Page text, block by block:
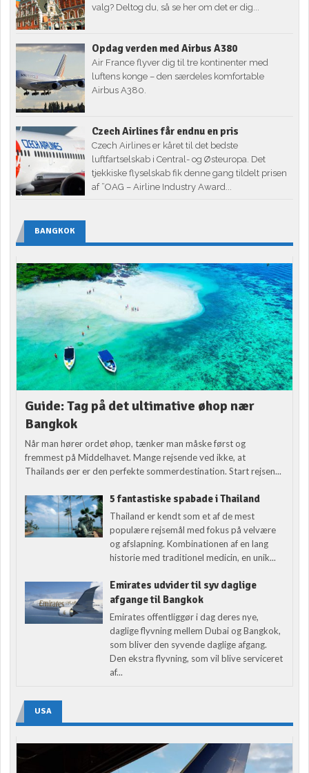
valg? Deltog du, så se her om det er dig...
Opdag verden med Airbus A380
Air France flyver dig til tre kontinenter med
luftens konge – den særdeles komfortable
Airbus A380.
Czech Airlines får endnu en pris
Czech Airlines er kåret til det bedste
luftfartselskab i Central- og Østeuropa. Det
tjekkiske flyselskab fik denne gang tildelt prisen
af ”OAG – Airline Industry Award...
BANGKOK
Guide: Tag på det ultimative øhop nær
Bangkok
Når man hører ordet øhop, tænker man måske først og
fremmest på Middelhavet. Mange rejsende ved ikke, at
Thailands øer er den perfekte sommerdestination. Start rejsen...
5 fantastiske spabade i Thailand
Thailand er kendt som et af de mest
populære rejsemål med fokus på velvære
og afslapning. Kombinationen af en lang
historie med traditionel medicin, en unik...
Emirates udvider til syv daglige
afgange til Bangkok
Emirates offentliggør i dag deres nye,
daglige flyvning mellem Dubai og Bangkok,
som bliver den syvende daglige afgang.
Den ekstra flyvning, som vil blive serviceret
af...
USA